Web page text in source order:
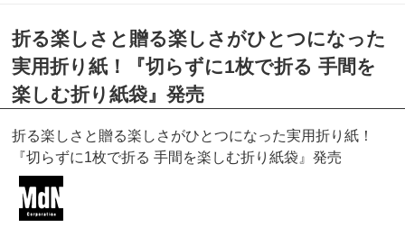
折る楽しさと贈る楽しさがひとつになった
実用折り紙！『切らずに1枚で折る 手間を
楽しむ折り紙袋』発売
折る楽しさと贈る楽しさがひとつになった実用折り紙！
『切らずに1枚で折る 手間を楽しむ折り紙袋』発売